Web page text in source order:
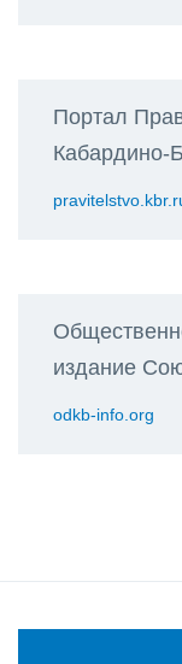
Портал
Кабардино-
издание
odkb-info.org